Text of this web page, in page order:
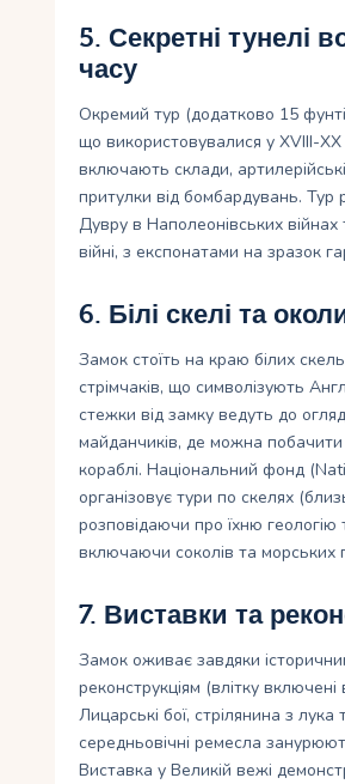
5. Секретні тунелі
часу
Окремий тур (додатково 15
що використовувалися у XVIII-XX
включають склади, артилерійські
притулки від бомбардувань. Тур
Дувру в Наполеонівських війнах
війні, з експонатами на зразок
6. Білі скелі та
Замок стоїть на краю білих
стрімчаків, що символізують
стежки від замку ведуть до
майданчиків, де можна
кораблі. Національний фонд
організовує тури по скелях
розповідаючи про їхню геологію
включаючи соколів та морських
7. Виставки та
Замок оживає завдяки
реконструкціям (влітку включені
Лицарські бої, стрілянина з лука
середньовічні ремесла
Виставка у Великій вежі